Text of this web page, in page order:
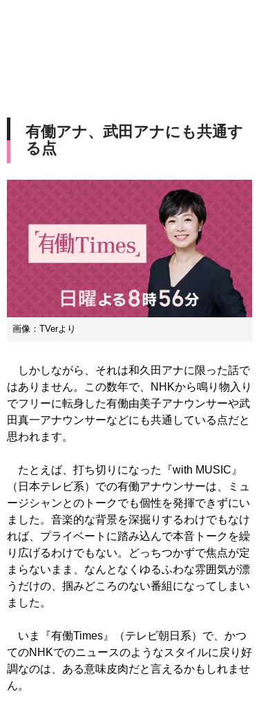
有働アナ、武田アナにも共通す
る点
画像：TVerより
しかしながら、それは和久田アナに限った話で
はありません。この数年で、NHKから鳴り物入り
でフリーに転身した有働由美子アナウンサーや武
田真一アナウンサーなどにも共通している点だと
思われます。
たとえば、打ち切りになった『with MUSIC』
（日本テレビ系）での有働アナウンサーは、ミュ
ージシャンとのトークでも個性を発揮できずにい
ました。音楽的な背景を深掘りするわけでもなけ
れば、プライベートに踏み込んで本音トークを繰
り広げるわけでもない。どっちつかずで焦点が定
まらないまま、なんとなくゆるふわな雰囲気が漂
うだけの、掴みどころのない番組になってしまい
ました。
いま『有働Times』（テレビ朝日系）で、かつ
てのNHKでのニュースのようなスタイルに戻り好
調なのは、ある意味皮肉だと言えるかもしれませ
ん。